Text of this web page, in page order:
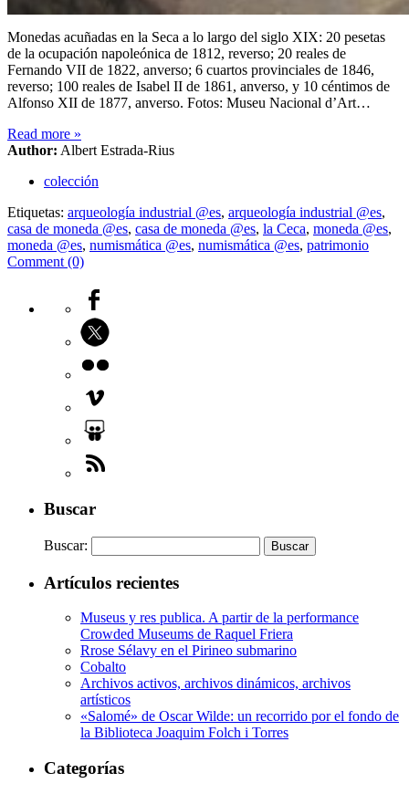
Monedas acuñadas en la Seca a lo largo del siglo XIX: 20 pesetas
de la ocupación napoleónica de 1812, reverso; 20 reales de
Fernando VII de 1822, anverso; 6 cuartos provinciales de 1846,
reverso; 100 reales de Isabel II de 1861, anverso, y 10 céntimos de
Alfonso XII de 1877, anverso. Fotos: Museu Nacional d’Art…
Read more »
Author: Albert Estrada-Rius
colección
Etiquetas: arqueología industrial @es, arqueología industrial @es,
casa de moneda @es, casa de moneda @es, la Ceca, moneda @es,
moneda @es, numismática @es, numismática @es, patrimonio
Comment (0)
Buscar
Buscar:
Artículos recientes
Museus y res publica. A partir de la performance
Crowded Museums de Raquel Friera
Rrose Sélavy en el Pirineo submarino
Cobalto
Archivos activos, archivos dinámicos, archivos
artísticos
«Salomé» de Oscar Wilde: un recorrido por el fondo de
la Biblioteca Joaquim Folch i Torres
Categorías